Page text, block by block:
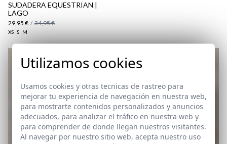
SUDADERA EQUESTRIAN |
LAGO
29,95 € / 34,95 €
XS S M
Utilizamos cookies
Usamos cookies y otras tecnicas de rastreo para
mejorar tu experiencia de navegación en nuestra web,
para mostrarte contenidos personalizados y anuncios
adecuados, para analizar el tráfico en nuestra web y
para comprender de donde llegan nuestros visitantes.
Al navegar por nuestro sitio web, acepta nuestro uso